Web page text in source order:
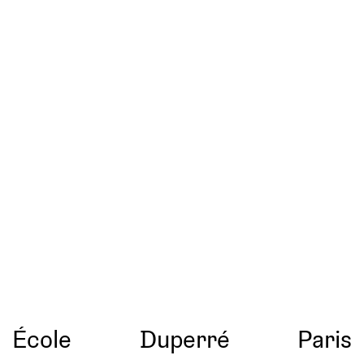
École Duperré Paris